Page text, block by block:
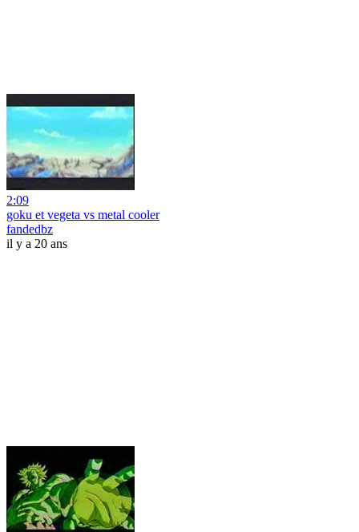
2:09
goku et vegeta vs metal cooler
fandedbz
il y a 20 ans